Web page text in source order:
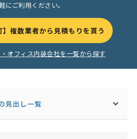
にご利用ください。
】複数業者から見積もりを貰う
オフィス内装会社を一覧から探す
見出し一覧